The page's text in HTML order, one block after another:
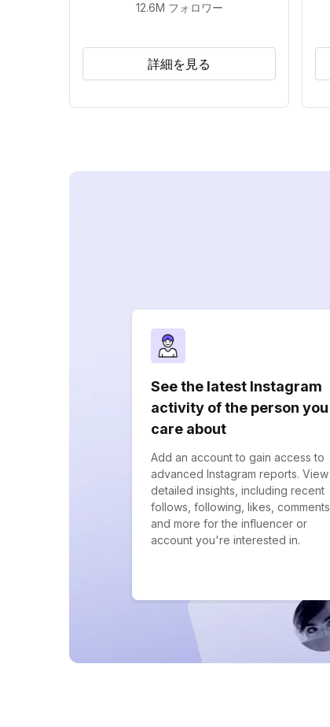
12.6M フォロワー
詳細を見る
See the latest Instagram
activity of the person you
care about
Add an account to gain access to
advanced Instagram reports. View
detailed insights, including recent
follows, following, likes, comments,
and more for the influencer or
account you're interested in.